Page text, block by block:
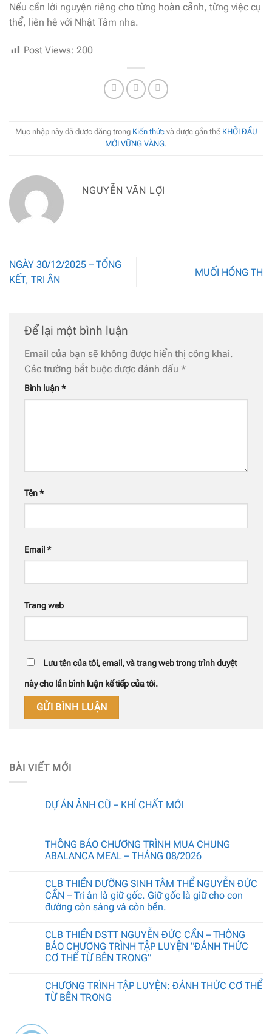
Nếu cần lời nguyện riêng cho từng hoàn cảnh, từng việc cụ
thể, liên hệ với Nhật Tâm nha.
Post Views: 200
Mục nhập này đã được đăng trong Kiến thứcvà được gắn thẻ KHỞI ĐẦU
MỚI VỮNG VÀNG.
NGUYỄN VĂN LỢI
NGÀY 30/12/2025 – TỔNG
KẾT, TRI ÂN
MUỐI HỒNG TH
Để lại một bình luận
Email của bạn sẽ không được hiển thị công khai.
Các trường bắt buộc được đánh dấu *
Bình luận*
Tên*
Email *
Trang web
Lưu tên của tôi, email, và trang web trong trình duyệt
này cho lần bình luận kế tiếp của tôi.
BÀI VIẾT MỚI
DỰ ÁN ẢNH CŨ – KHÍ CHẤT MỚI
THÔNG BÁO CHƯƠNG TRÌNH MUA CHUNG
ABALANCA MEAL – THÁNG 08/2026
CLB THIỀN DƯỠNG SINH TÂM THỂ NGUYỄN ĐỨC
CẦN – Tri ân là giữ gốc. Giữ gốc là giữ cho con
đường còn sáng và còn bền.
CLB THIỀN DSTT NGUYỄN ĐỨC CẦN – THÔNG
BÁO CHƯƠNG TRÌNH TẬP LUYỆN “ĐÁNH THỨC
CƠ THỂ TỪ BÊN TRONG”
CHƯƠNG TRÌNH TẬP LUYỆN: ĐÁNH THỨC CƠ THỂ
TỪ BÊN TRONG